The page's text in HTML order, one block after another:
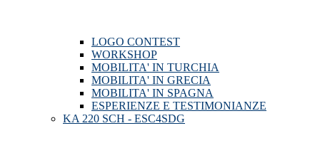
LOGO CONTEST
WORKSHOP
MOBILITA' IN TURCHIA
MOBILITA' IN GRECIA
MOBILITA' IN SPAGNA
ESPERIENZE E TESTIMONIANZE
KA 220 SCH - ESC4SDG